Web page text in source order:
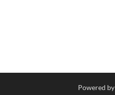
Powered by